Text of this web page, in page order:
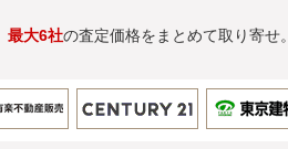
最大6社の査定価格をまとめて取り寄せ。